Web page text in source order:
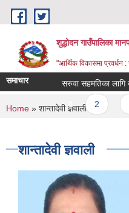
Skip to main content
शुद्धोदन गाउँपालिका
"आर्थिक विकासमा प्रवर्धन :
समाचार सरुवा सहमतिका लागि
Pages
1 2
You are here
Home » शान्तादेवी ज्ञवाली
शान्तादेवी ज्ञवाली